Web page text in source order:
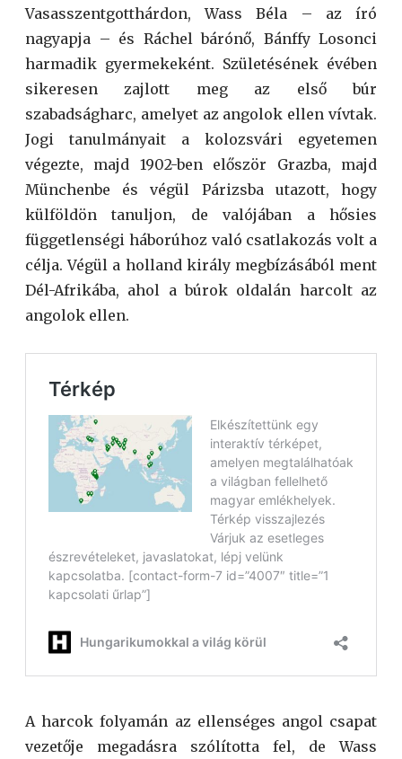
Vasasszentgotthárdon, Wass Béla – az író
nagyapja – és Ráchel bárónő, Bánffy Losonci
harmadik gyermekeként. Születésének évében
sikeresen zajlott meg az első búr
szabadságharc, amelyet az angolok ellen vívtak.
Jogi tanulmányait a kolozsvári egyetemen
végezte, majd 1902-ben először Grazba, majd
Münchenbe és végül Párizsba utazott, hogy
külföldön tanuljon, de valójában a hősies
függetlenségi háborúhoz való csatlakozás volt a
célja. Végül a holland király megbízásából ment
Dél-Afrikába, ahol a búrok oldalán harcolt az
angolok ellen.
A harcok folyamán az ellenséges angol csapat
vezetője megadásra szólította fel, de Wass